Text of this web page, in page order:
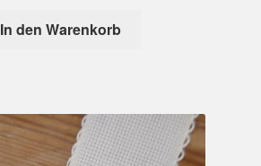
In den Warenkorb